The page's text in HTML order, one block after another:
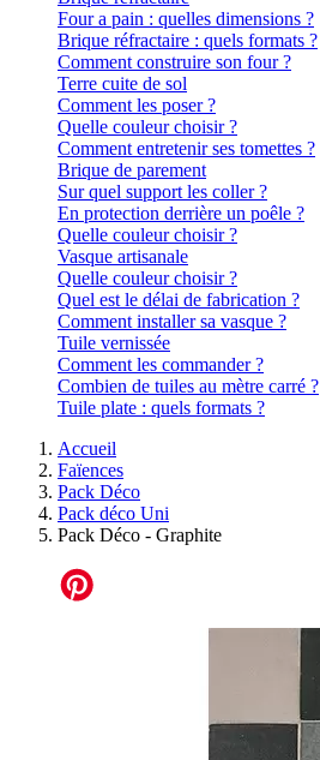
Four a pain : quelles dimensions ?
Brique réfractaire : quels formats ?
Comment construire son four ?
Terre cuite de sol
Comment les poser ?
Quelle couleur choisir ?
Comment entretenir ses tomettes ?
Brique de parement
Sur quel support les coller ?
En protection derrière un poêle ?
Quelle couleur choisir ?
Vasque artisanale
Quelle couleur choisir ?
Quel est le délai de fabrication ?
Comment installer sa vasque ?
Tuile vernissée
Comment les commander ?
Combien de tuiles au mètre carré ?
Tuile plate : quels formats ?
Accueil
Faïences
Pack Déco
Pack déco Uni
Pack Déco - Graphite